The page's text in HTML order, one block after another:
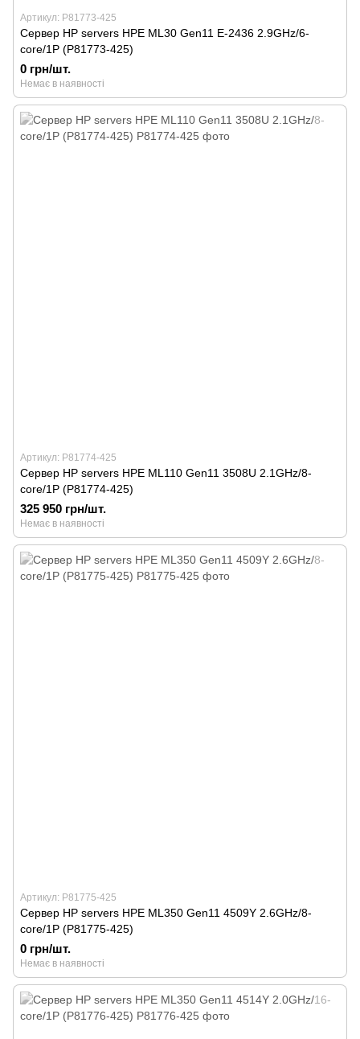
Артикул: P81773-425
Сервер HP servers HPE ML30 Gen11 E-2436 2.9GHz/6-
core/1P (P81773-425)
0 грн/шт.
Немає в наявності
Артикул: P81774-425
Сервер HP servers HPE ML110 Gen11 3508U 2.1GHz/8-
core/1P (P81774-425)
325 950 грн/шт.
Немає в наявності
Артикул: P81775-425
Сервер HP servers HPE ML350 Gen11 4509Y 2.6GHz/8-
core/1P (P81775-425)
0 грн/шт.
Немає в наявності